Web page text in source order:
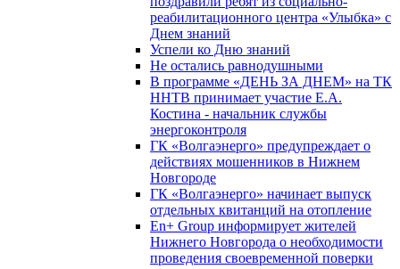
реабилитационного центра «Улыбка» с
Днем знаний
Успели ко Дню знаний
Не остались равнодушными
В программе «ДЕНЬ ЗА ДНЕМ» на ТК
ННТВ принимает участие Е.А.
Костина - начальник службы
энергоконтроля
ГК «Волгаэнерго» предупреждает о
действиях мошенников в Нижнем
Новгороде
ГК «Волгаэнерго» начинает выпуск
отдельных квитанций на отопление
En+ Group информирует жителей
Нижнего Новгорода о необходимости
проведения своевременной поверки